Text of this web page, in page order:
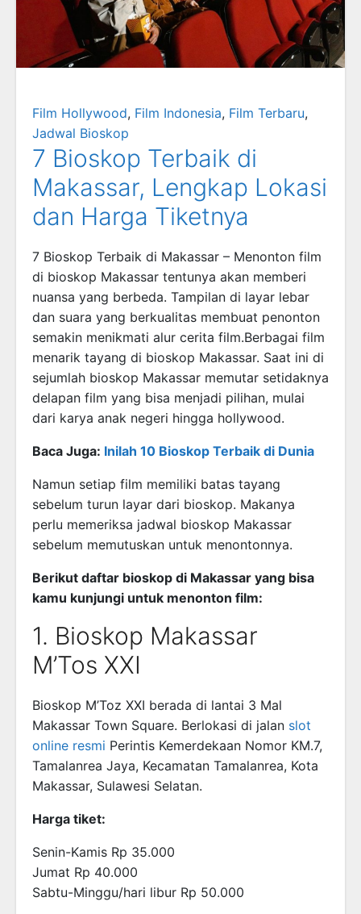
Film Hollywood, Film Indonesia, Film Terbaru,
Jadwal Bioskop
7 Bioskop Terbaik di
Makassar, Lengkap Lokasi
dan Harga Tiketnya
7 Bioskop Terbaik di Makassar – Menonton film
di bioskop Makassar tentunya akan memberi
nuansa yang berbeda. Tampilan di layar lebar
dan suara yang berkualitas membuat penonton
semakin menikmati alur cerita film.Berbagai film
menarik tayang di bioskop Makassar. Saat ini di
sejumlah bioskop Makassar memutar setidaknya
delapan film yang bisa menjadi pilihan, mulai
dari karya anak negeri hingga hollywood.
Baca Juga: Inilah 10 Bioskop Terbaik di Dunia
Namun setiap film memiliki batas tayang
sebelum turun layar dari bioskop. Makanya
perlu memeriksa jadwal bioskop Makassar
sebelum memutuskan untuk menontonnya.
Berikut daftar bioskop di Makassar yang bisa
kamu kunjungi untuk menonton film:
1. Bioskop Makassar
M’Tos XXI
Bioskop M’Toz XXI berada di lantai 3 Mal
Makassar Town Square. Berlokasi di jalan slot
online resmi Perintis Kemerdekaan Nomor KM.7,
Tamalanrea Jaya, Kecamatan Tamalanrea, Kota
Makassar, Sulawesi Selatan.
Harga tiket:
Senin-Kamis Rp 35.000
Jumat Rp 40.000
Sabtu-Minggu/hari libur Rp 50.000